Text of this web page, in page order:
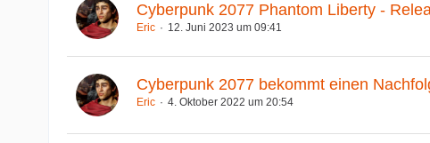
Cyberpunk 2077 Phantom Liberty -
Eric 12. Juni 2023 um 09:41
Cyberpunk 2077 bekommt einen
Eric 4. Oktober 2022 um 20:54